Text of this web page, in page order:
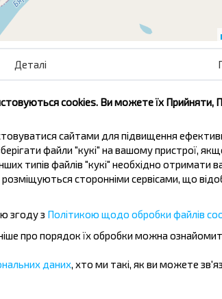
Підпишись
Деталі
cookies. Ви можете їх Прийняти,
сайтами для підвищення
файли "кукі" на вашому пристрої,
типів файлів "кукі" необхідно отримати
розміщуються сторонніми сервісами, що
згоду з Політикою щодо обробки файлів
про порядок їх обробки можна
даних, хто ми такі, як ви можете